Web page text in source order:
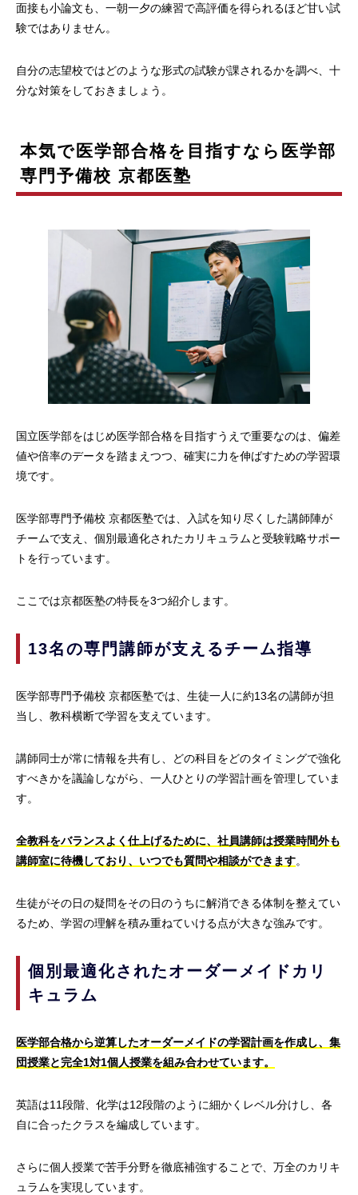
面接も小論文も、一朝一夕の練習で高評価を得られるほど甘い試
験ではありません。
自分の志望校ではどのような形式の試験が課されるかを調べ、十
分な対策をしておきましょう。
本気で医学部合格を目指すなら医学部
専門予備校 京都医塾
国立医学部をはじめ医学部合格を目指すうえで重要なのは、偏差
値や倍率のデータを踏まえつつ、確実に力を伸ばすための学習環
境です。
医学部専門予備校 京都医塾では、入試を知り尽くした講師陣が
チームで支え、個別最適化されたカリキュラムと受験戦略サポー
トを行っています。
ここでは京都医塾の特長を3つ紹介します。
13名の専門講師が支えるチーム指導
医学部専門予備校 京都医塾では、生徒一人に約13名の講師が担
当し、教科横断で学習を支えています。
講師同士が常に情報を共有し、どの科目をどのタイミングで強化
すべきかを議論しながら、一人ひとりの学習計画を管理していま
す。
全教科をバランスよく仕上げるために、社員講師は授業時間外も
講師室に待機しており、いつでも質問や相談ができます。
生徒がその日の疑問をその日のうちに解消できる体制を整えてい
るため、学習の理解を積み重ねていける点が大きな強みです。
個別最適化されたオーダーメイドカリ
キュラム
医学部合格から逆算したオーダーメイドの学習計画を作成し、集
団授業と完全1対1個人授業を組み合わせています。
英語は11段階、化学は12段階のように細かくレベル分けし、各
自に合ったクラスを編成しています。
さらに個人授業で苦手分野を徹底補強することで、万全のカリキ
ュラムを実現しています。